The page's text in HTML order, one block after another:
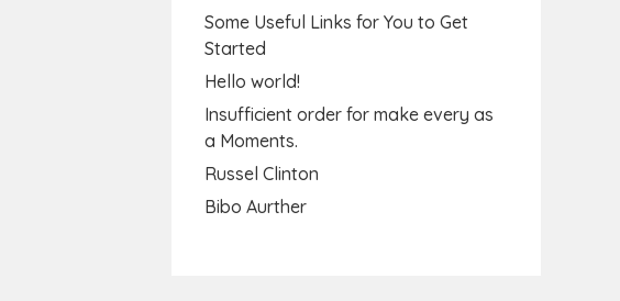
Some Useful Links for You to Get
Started
Hello world!
Insufficient order for make every as
a Moments.
Russel Clinton
Bibo Aurther